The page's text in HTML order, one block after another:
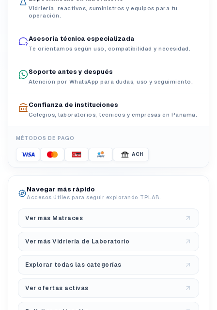
Vidriería, reactivos, suministros y equipos para tu
operación.
Asesoría técnica especializada
Te orientamos según uso, compatibilidad y necesidad.
Soporte antes y después
Atención por WhatsApp para dudas, uso y seguimiento.
Confianza de instituciones
Colegios, laboratorios, técnicos y empresas en Panamá.
MÉTODOS DE PAGO
ACH
Navegar más rápido
Accesos útiles para seguir explorando TPLAB.
Ver más Matraces
Ver más Vidriería de Laboratorio
Explorar todas las categorías
Ver ofertas activas